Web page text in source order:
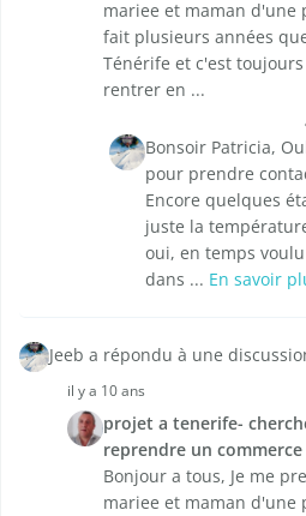
mariee et maman d'une
fait plusieurs années
Ténérife et c'est
rentrer en ...
Bonsoir Patricia,
pour prendre
Encore quelques
juste la
oui, en temps
dans ... En savoir
Jeeb a répondu à une
il y a 10 ans
projet a tenerife-
reprendre un commerce
Bonjour a tous, Je me
mariee et maman d'une